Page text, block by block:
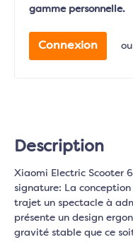
gamme personnelle.
Connexion ou
Description
Xiaomi Electric Scooter
signature: La
trajet un spectacle à
présente un design
gravité stable que ce